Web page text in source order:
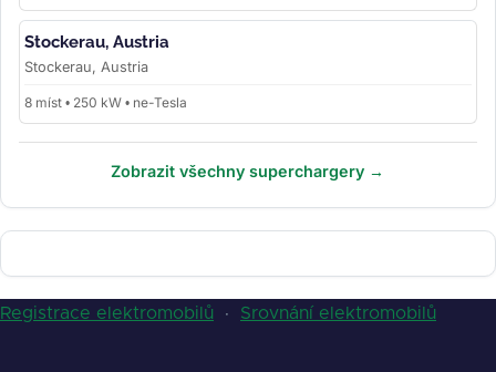
Stockerau, Austria
Stockerau, Austria
8 míst • 250 kW • ne-Tesla
Zobrazit všechny superchargery →
Registrace elektromobilů · Srovnání elektromobilů